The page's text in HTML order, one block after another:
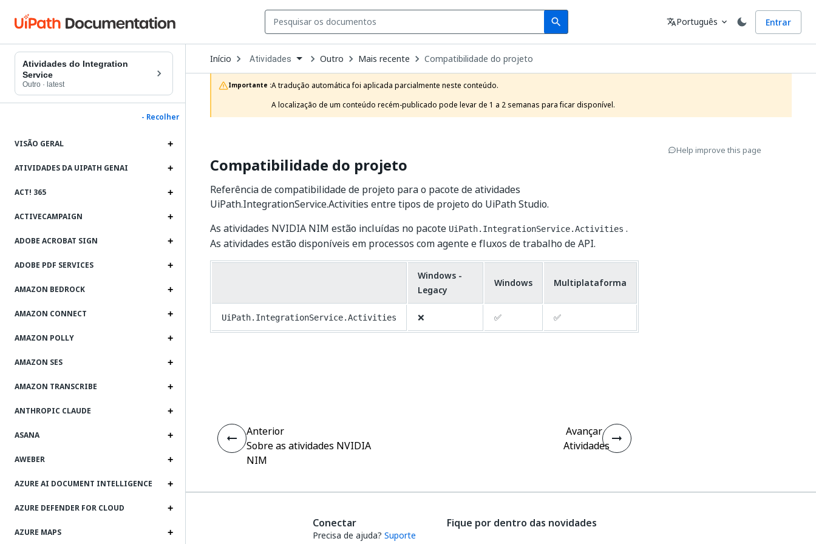
search
Search Idioma
translatePortuguês expand_more Entrar
Atividades do Integration
Service
Outro · latest
- Recolher
VISÃO GERAL
ATIVIDADES DA UIPATH GENAI
ACT! 365
ACTIVECAMPAIGN
ADOBE ACROBAT SIGN
ADOBE PDF SERVICES
AMAZON BEDROCK
AMAZON CONNECT
AMAZON POLLY
AMAZON SES
AMAZON TRANSCRIBE
ANTHROPIC CLAUDE
ASANA
AWEBER
AZURE AI DOCUMENT INTELLIGENCE
AZURE DEFENDER FOR CLOUD
AZURE MAPS
Início Open
Dropdown
to
choose
product
Atividades Outro Mais recente Compatibilidade do projeto
Importante :A tradução automática foi aplicada parcialmente neste conteúdo.
A localização de um conteúdo recém-publicado pode levar de 1 a 2 semanas para ficar disponível.
Compatibilidade do projeto
Referência de compatibilidade de projeto para o pacote de atividades
UiPath.IntegrationService.Activities entre tipos de projeto do UiPath Studio.
As atividades NVIDIA NIM estão incluídas no pacote UiPath.IntegrationService.Activities .
As atividades estão disponíveis em processos com agente e fluxos de trabalho de API.
Windows -
Legacy
Windows Multiplataforma
UiPath.IntegrationService.Activities ❌ ✅ ✅
Help improve this page
Anterior
Sobre as atividades NVIDIA
NIM
Avançar
Atividades
Conectar
Precisa de ajuda? Suporte
Fique por dentro das novidades